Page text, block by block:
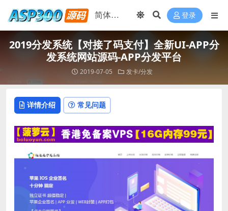
登录
2019分发系统【对接了码支付】全新UI-APP分
发系统网站源码-APP分发平台
2019-07-05 发卡/分发
详情介绍 常见问题